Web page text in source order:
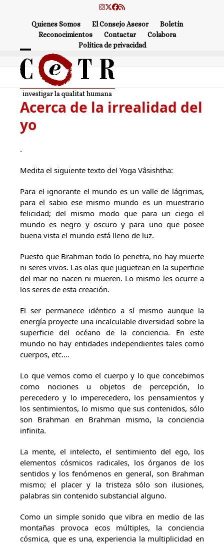
Instagram
Twitter
Facebook
RSS
Quienes Somos El Consejo Asesor
Boletín
Reconocimientos
Contactar
Colabora
Política de privacidad
Open
mobile
menu
Close
mobile
menu
Acerca de la irrealidad del
yo
.
Medita el siguiente texto del Yoga Vâsishtha:
Para el ignorante el mundo es un valle de lágrimas,
para el sabio ese mismo mundo es un muestrario
felicidad; del mismo modo que para un ciego el
mundo es negro y oscuro y para uno que posee
buena vista el mundo está lleno de luz.
Puesto que Brahman todo lo penetra, no hay muerte
ni seres vivos. Las olas que juguetean en la superficie
del mar no nacen ni mueren. Lo mismo les ocurre a
los seres de esta creación.
El ser permanece idéntico a sí mismo aunque la
energía proyecte una incalculable diversidad sobre la
superficie del océano de la conciencia. En este
mundo no hay entidades independientes tales como
cuerpos, etc.…
Lo que vemos como el cuerpo y lo que concebimos
como nociones u objetos de percepción, lo
perecedero y lo imperecedero, los pensamientos y
los sentimientos, lo mismo que sus contenidos, sólo
son Brahman en Brahman mismo, la conciencia
infinita.
La mente, el intelecto, el sentimiento del ego, los
elementos cósmicos radicales, los órganos de los
sentidos y los fenómenos en general, son Brahman
mismo; el placer y la tristeza sólo son ilusiones,
palabras sin contenido substancial alguno.
Como un simple sonido que vibra en medio de las
montañas provoca ecos múltiples, la conciencia
cósmica, que es una, experiencia la multiplicidad en